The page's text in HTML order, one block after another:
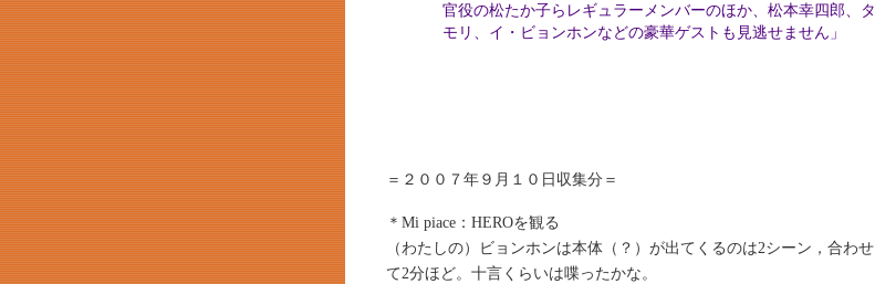
官役の松たか子らレギュラーメンバーのほか、松本幸四郎、タ
モリ、イ・ビョンホンなどの豪華ゲストも見逃せません」
＝２００７年９月１０日収集分＝
＊Mi piace：HEROを観る
（わたしの）ビョンホンは本体（？）が出てくるのは2シーン，合わせ
て2分ほど。十言くらいは喋ったかな。